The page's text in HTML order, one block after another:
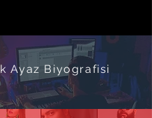
Ayaz Biyografisi